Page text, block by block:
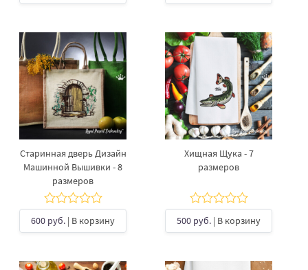
Старинная дверь Дизайн
Машинной Вышивки - 8
размеров
600 руб. | В корзину
Хищная Щука - 7
размеров
500 руб. | В корзину